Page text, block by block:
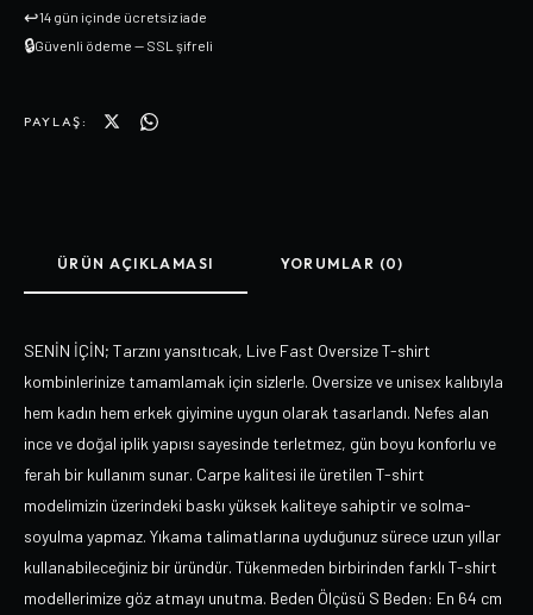
↩14 gün içinde ücretsiz iade
🔒Güvenli ödeme — SSL şifreli
PAYLAŞ:
ÜRÜN AÇIKLAMASI YORUMLAR (0)
SENİN İÇİN; Tarzını yansıtıcak, Live Fast Oversize T-shirt
kombinlerinize tamamlamak için sizlerle. Oversize ve unisex kalıbıyla
hem kadın hem erkek giyimine uygun olarak tasarlandı. Nefes alan
ince ve doğal iplik yapısı sayesinde terletmez, gün boyu konforlu ve
ferah bir kullanım sunar. Carpe kalitesi ile üretilen T-shirt
modelimizin üzerindeki baskı yüksek kaliteye sahiptir ve solma-
soyulma yapmaz. Yıkama talimatlarına uyduğunuz sürece uzun yıllar
kullanabileceğiniz bir üründür. Tükenmeden birbirinden farklı T-shirt
modellerimize göz atmayı unutma. Beden Ölçüsü S Beden: En 64 cm